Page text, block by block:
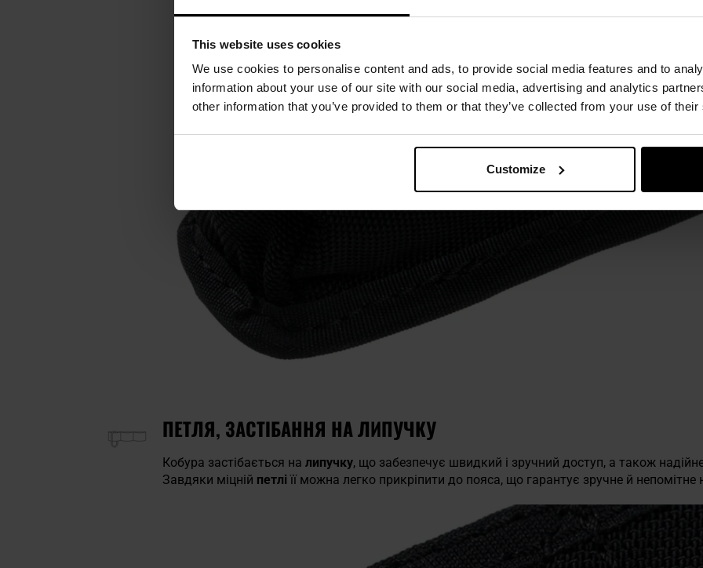
This website uses cookies
We use cookies to personalise content and ads, to provide social media features and to
information about your use of our site with our social media, advertising and analytics
other information that you’ve provided to them or that they’ve collected from your use of
Customize
ПЕТЛЯ, ЗАСТІБАННЯ НА ЛИПУЧКУ
Кобура застібається на липучку, що забезпечує швидкий і зручний доступ, а також
Завдяки міцній петлі її можна легко прикріпити до пояса, що гарантує зручне й непомітне